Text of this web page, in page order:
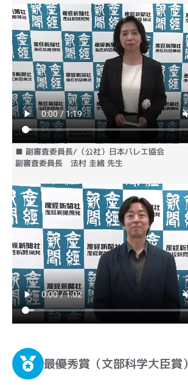
■ 副審査委員長/（公社）日本バレエ協会
副審査委員長 法村 圭緒 先生
最優秀賞（文部科学大臣賞）